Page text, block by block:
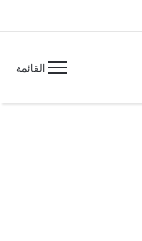
القائمة